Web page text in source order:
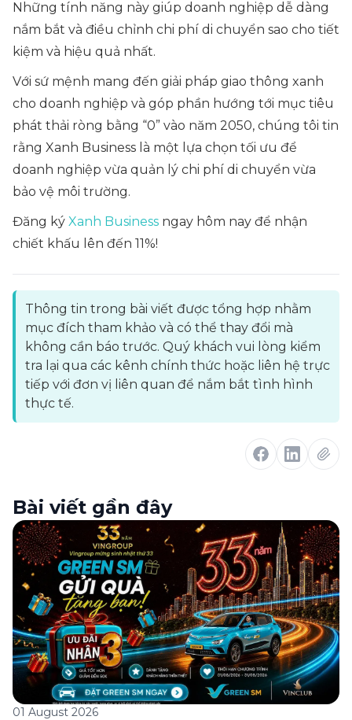
Những tính năng này giúp doanh nghiệp dễ dàng
nắm bắt và điều chỉnh chi phí di chuyển sao cho tiết
kiệm và hiệu quả nhất.
Với sứ mệnh mang đến giải pháp giao thông xanh
cho doanh nghiệp và góp phần hướng tới mục tiêu
phát thải ròng bằng “0” vào năm 2050, chúng tôi tin
rằng Xanh Business là một lựa chọn tối ưu để
doanh nghiệp vừa quản lý chi phí di chuyển vừa
bảo vệ môi trường.
Đăng ký Xanh Business ngay hôm nay để nhận
chiết khấu lên đến 11%!
Thông tin trong bài viết được tổng hợp nhằm
mục đích tham khảo và có thể thay đổi mà
không cần báo trước. Quý khách vui lòng kiểm
tra lại qua các kênh chính thức hoặc liên hệ trực
tiếp với đơn vị liên quan để nắm bắt tình hình
thực tế.
Bài viết gần đây
01 August 2026